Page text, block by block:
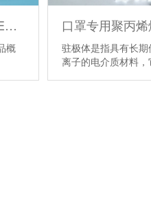
驻点效果不降低的驻极母料EN-866
概
驻极体是指具有长
离子的电介质材料